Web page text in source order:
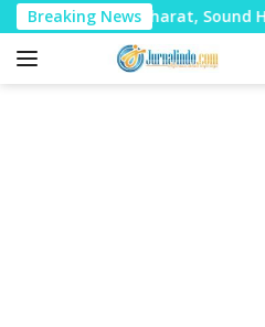
Langsung
ke
konten
Breaking News
Mudharat, Sound Horeg di